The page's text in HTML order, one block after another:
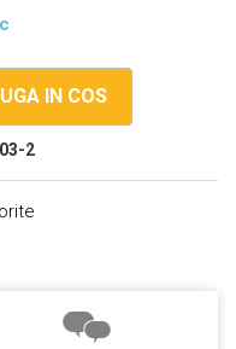
IN COS
2